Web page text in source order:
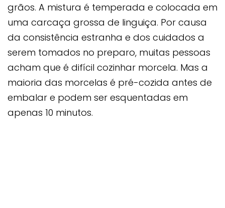
grãos. A mistura é temperada e colocada em
uma carcaça grossa de linguiça. Por causa
da consistência estranha e dos cuidados a
serem tomados no preparo, muitas pessoas
acham que é difícil cozinhar morcela. Mas a
maioria das morcelas é pré-cozida antes de
embalar e podem ser esquentadas em
apenas 10 minutos.